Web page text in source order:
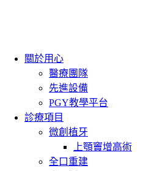
關於用心
醫療團隊
先進設備
PGY教學平台
診療項目
微創植牙
上顎竇增高術
全口重建